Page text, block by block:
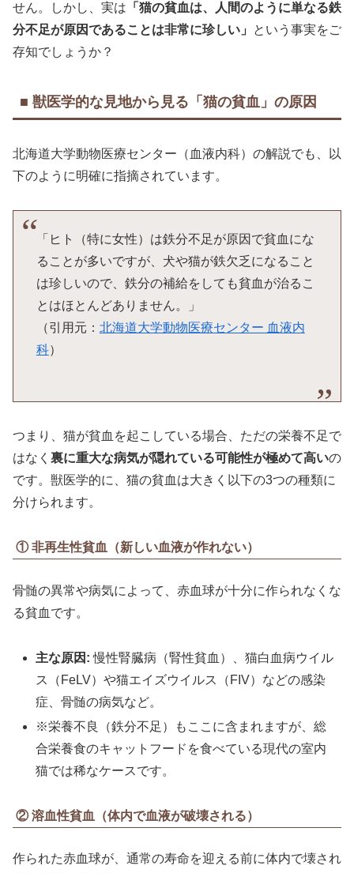
せん。しかし、実は 「猫の貧血は、人間のように単なる鉄
分不足が原因であることは非常に珍しい」
という事実をご
存知でしょうか？
■ 獣医学的な見地から見る「猫の貧血」の原因
北海道大学動物医療センター（血液内科）の解説でも、以
下のように明確に指摘されています。
「ヒト（特に女性）は鉄分不足が原因で貧血にな
ることが多いですが、犬や猫が鉄欠乏になること
は珍しいので、鉄分の補給をしても貧血が治るこ
とはほとんどありません。」
（引用元： 北海道大学動物医療センター 血液内
科）
つまり、猫が貧血を起こしている場合、ただの栄養不足で
はなく 裏に重大な病気が隠れている可能性が極めて高いの
です。獣医学的に、猫の貧血は大きく以下の3つの種類に
分けられます。
① 非再生性貧血（新しい血液が作れない）
骨髄の異常や病気によって、赤血球が十分に作られなくな
る貧血です。
主な原因: 慢性腎臓病（腎性貧血）、猫白血病ウイル
ス（FeLV）や猫エイズウイルス（FIV）などの感染
症、骨髄の病気など。
※栄養不良（鉄分不足）もここに含まれますが、総
合栄養食のキャットフードを食べている現代の室内
猫では稀なケースです。
② 溶血性貧血（体内で血液が破壊される）
作られた赤血球が、通常の寿命を迎える前に体内で壊され